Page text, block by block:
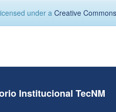
under a Creative
Institucional TecNM